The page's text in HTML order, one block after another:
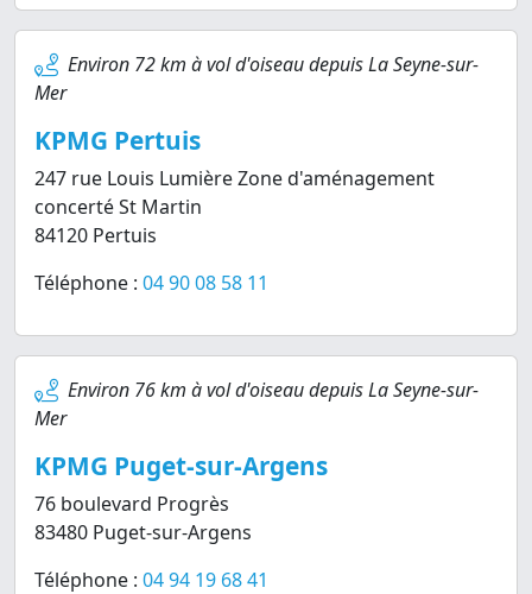
Environ 72 km à vol d'oiseau depuis La Seyne-sur-
Mer
KPMG Pertuis
247 rue Louis Lumière Zone d'aménagement
concerté St Martin
84120 Pertuis
Téléphone : 04 90 08 58 11
Environ 76 km à vol d'oiseau depuis La Seyne-sur-
Mer
KPMG Puget-sur-Argens
76 boulevard Progrès
83480 Puget-sur-Argens
Téléphone : 04 94 19 68 41